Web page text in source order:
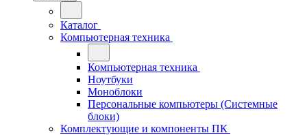
Каталог
Компьютерная техника
Компьютерная техника
Ноутбуки
Моноблоки
Персональные компьютеры (Системные
блоки)
Комплектующие и компоненты ПК